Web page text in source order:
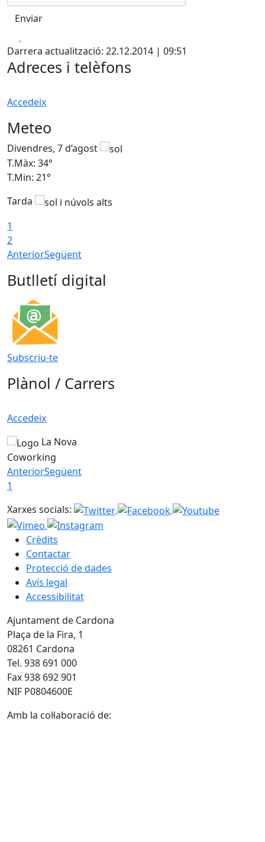
Darrera actualització: 22.12.2014 | 09:51
Adreces i telèfons
Accedeix
Meteo
Divendres, 7 d’agost
T.Màx: 34°
T.Min: 21°
Tarda
1
2
AnteriorSegüent
Butlletí digital
Subscriu-te
Plànol / Carrers
Accedeix
La Nova
Coworking
AnteriorSegüent
1
Xarxes socials:
Crèdits
Contactar
Protecció de dades
Avís legal
Accessibilitat
Ajuntament de Cardona
Plaça de la Fira, 1
08261 Cardona
Tel. 938 691 000
Fax 938 692 901
NIF P0804600E
Amb la col·laboració de: